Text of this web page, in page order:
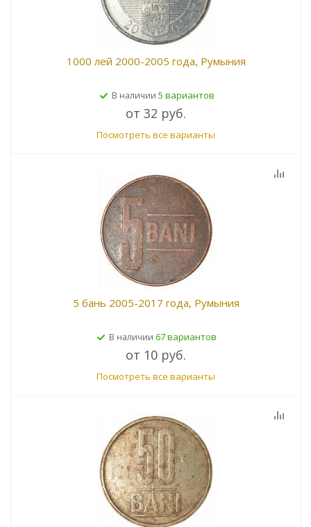
1000 лей 2000-2005 года, Румыния
В наличии 5 вариантов
от 32 руб.
Посмотреть все варианты
5 бань 2005-2017 года, Румыния
В наличии 67 вариантов
от 10 руб.
Посмотреть все варианты